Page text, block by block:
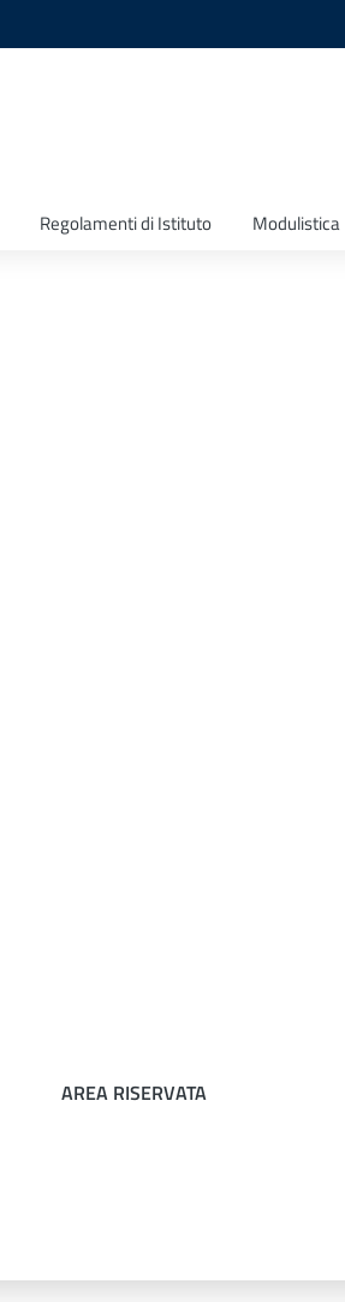
Regolamenti di Istituto Modulistica
AREA RISERVATA